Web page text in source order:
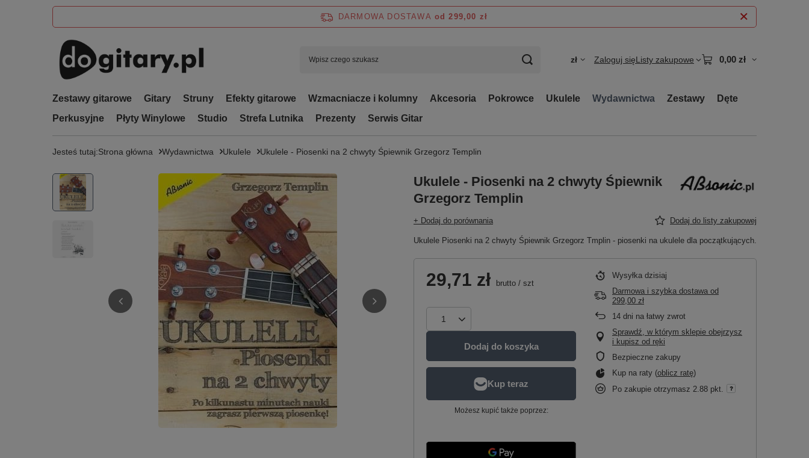
DARMOWA DOSTAWA od 299,00 zł
zł Zaloguj sięListy zakupowe 0,00 zł
Zestawy gitarowe Gitary Struny Efekty gitarowe Wzmacniacze i kolumny Akcesoria Pokrowce Ukulele Wydawnictwa Zestawy
Dęte
Perkusyjne
Płyty Winylowe Studio Strefa Lutnika Prezenty Serwis Gitar
Jesteś tutaj:Strona główna Wydawnictwa Ukulele Ukulele - Piosenki na 2 chwyty Śpiewnik Grzegorz Templin
Ukulele - Piosenki na 2 chwyty Śpiewnik
Grzegorz Templin
+ Dodaj do porównania Dodaj do listy zakupowej
Ukulele Piosenki na 2 chwyty Śpiewnik Grzegorz Tmplin - piosenki na ukulele dla początkujących.
29,71 zł brutto / szt
Dodaj do koszyka
Możesz kupić także poprzez:
Wysyłka dzisiaj
Darmowa i szybka dostawa od
299,00 zł
14 dni na łatwy zwrot
Sprawdź, w którym sklepie obejrzysz
i kupisz od ręki
Bezpieczne zakupy
Kup na raty (oblicz ratę)
Po zakupie otrzymasz 2.88 pkt.